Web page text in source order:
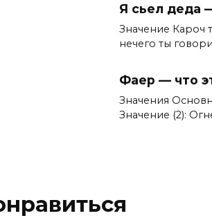
Я сьел деда
Значение Кароч
нечего ты
Фаер — что
Значения
Значение (2):